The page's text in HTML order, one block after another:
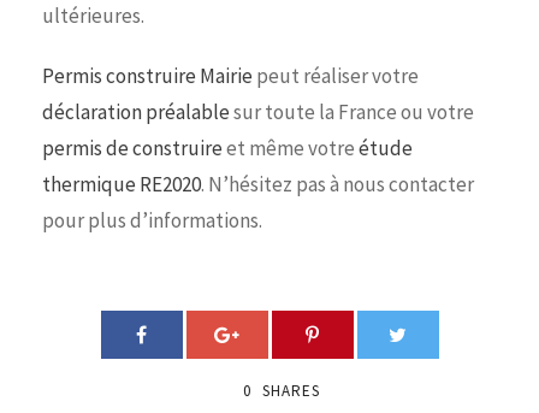
ultérieures.
Permis construire Mairie peut réaliser votre
déclaration préalablesur toute la France ou votre
permis de construireet même votreétude
thermique RE2020. N’hésitez pas à nous contacter
pour plus d’informations.
0 SHARES